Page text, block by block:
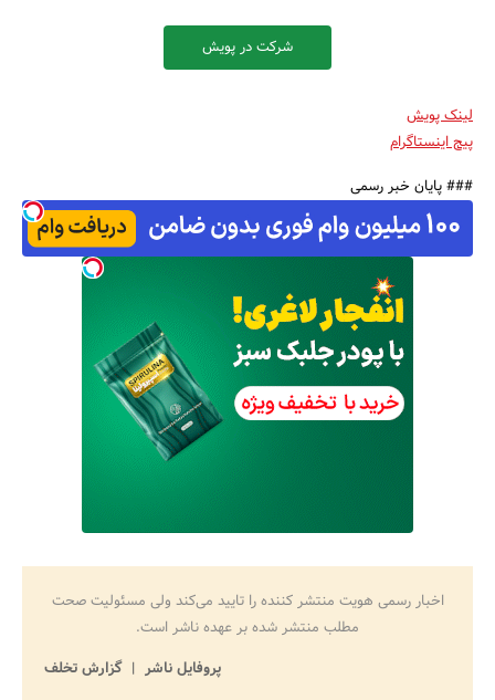
شرکت در پویش
لینک پویش
پیج اینستاگرام
### پایان خبر رسمی
اخبار رسمی هویت منتشر کننده را تایید می‌کند ولی مسئولیت صحت
مطلب منتشر شده بر عهده ناشر است.
پروفایل ناشر
گزارش تخلف